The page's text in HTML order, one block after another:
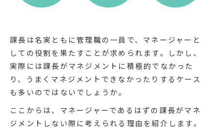
課長は名実ともに管理職の一員で、マネージャーと
しての役割を果たすことが求められます。しかし、
実際には課長がマネジメントに積極的でなかった
り、うまくマネジメントできなかったりするケース
も多いのではないでしょうか。
ここからは、マネージャーであるはずの課長がマネ
ジメントしない際に考えられる理由を紹介します。